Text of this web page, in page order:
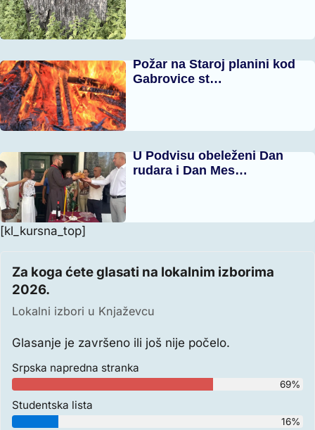
Požar na Staroj planini kod
Gabrovice st…
U Podvisu obeleženi Dan
rudara i Dan Mes…
[kl_kursna_top]
Za koga ćete glasati na lokalnim izborima
2026.
Lokalni izbori u Knjaževcu
Glasanje je završeno ili još nije počelo.
Srpska napredna stranka
69%
Studentska lista
16%